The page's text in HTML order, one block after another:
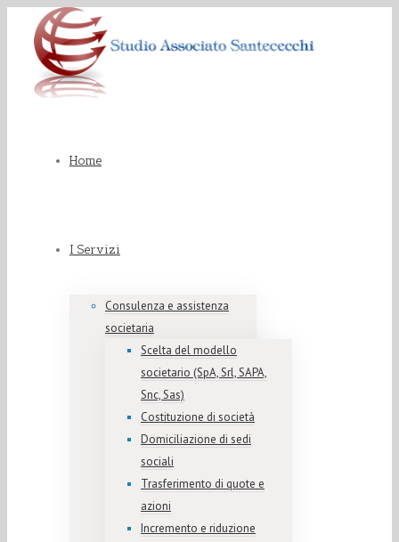
Home
I Servizi
Consulenza e assistenza
societaria
Scelta del modello
societario (SpA, Srl, SAPA,
Snc, Sas)
Costituzione di società
Domiciliazione di sedi
sociali
Trasferimento di quote e
azioni
Incremento e riduzione